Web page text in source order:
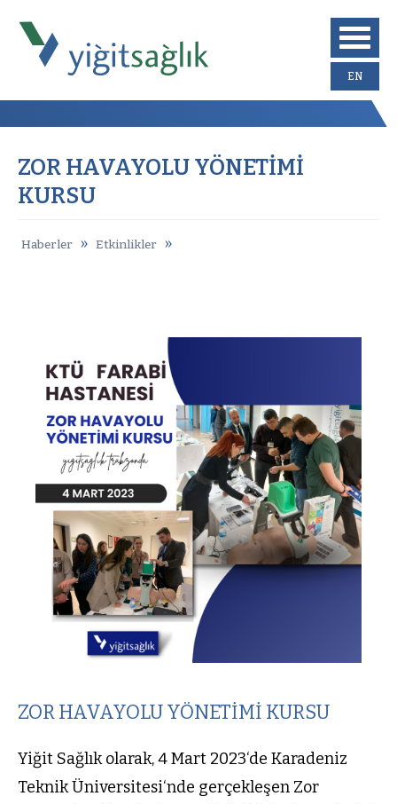
EN
ZOR HAVAYOLU YÖNETİMİ
KURSU
Haberler » Etkinlikler »
ZOR HAVAYOLU YÖNETİMİ KURSU
Yiğit Sağlık olarak, 4 Mart 2023‘de Karadeniz
Teknik Üniversitesi‘nde gerçekleşen Zor